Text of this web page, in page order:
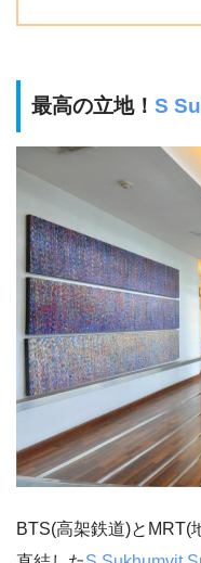
最高の立地！ S
BTS(高架鉄道)とMRT(